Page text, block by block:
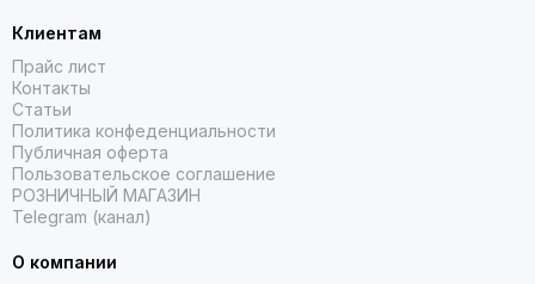
Клиентам
Прайс лист
Контакты
Статьи
Политика конфеденциальности
Публичная оферта
Пользовательское соглашение
РОЗНИЧНЫЙ МАГАЗИН
Telegram (канал)
О компании